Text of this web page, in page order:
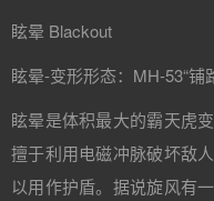
眩晕 Blackout
眩晕-变形形态：MH-53“铺
眩晕是体积最大的霸天虎
擅于利用电磁冲脉破坏敌
以用作护盾。据说旋风有